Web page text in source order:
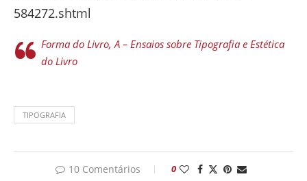
584272.shtml
Forma do Livro, A – Ensaios sobre Tipografia e Estética
do Livro
TIPOGRAFIA
10 Comentários 0